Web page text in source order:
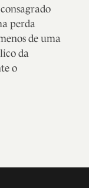
perda
de uma
da
o